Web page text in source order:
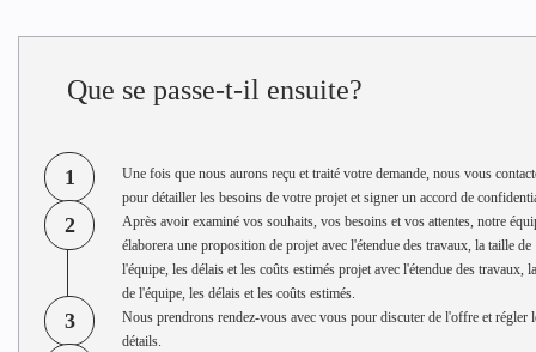
Que se passe-t-il ensuite?
1
Une fois que nous aurons reçu et traité votre demande, nous vous
pour détailler les besoins de votre projet et signer un accord de
2
Après avoir examiné vos souhaits, vos besoins et vos attentes, notre
élaborera une proposition de projet avec l'étendue des travaux, la taille de
l'équipe, les délais et les coûts estimés projet avec l'étendue des travaux,
de l'équipe, les délais et les coûts estimés.
3
Nous prendrons rendez-vous avec vous pour discuter de l'offre et régler
détails.